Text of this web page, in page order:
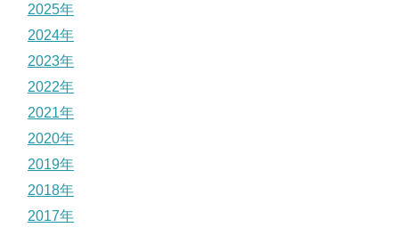
2025年
2024年
2023年
2022年
2021年
2020年
2019年
2018年
2017年